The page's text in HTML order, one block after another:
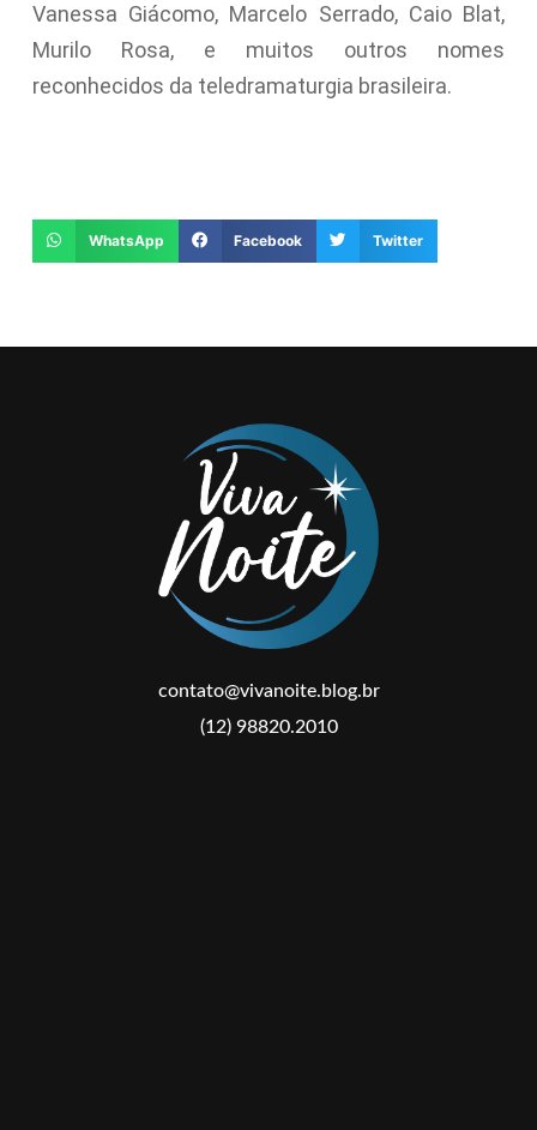
Vanessa Giácomo, Marcelo Serrado, Caio Blat,
Murilo Rosa, e muitos outros nomes
reconhecidos da teledramaturgia brasileira.
WhatsApp Facebook Twitter
contato@vivanoite.blog.br
(12) 98820.2010